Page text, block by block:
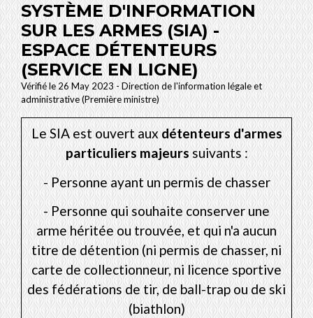
SYSTÈME D'INFORMATION
SUR LES ARMES (SIA) -
ESPACE DÉTENTEURS
(SERVICE EN LIGNE)
Vérifié le 26 May 2023 - Direction de l'information légale et
administrative (Première ministre)
Le SIA est ouvert auxdétenteurs d'armes
particuliers majeurssuivants :
- Personne ayant un permis de chasser
- Personne qui souhaite conserver une
arme héritée ou trouvée, et qui n'a aucun
titre de détention (ni permis de chasser, ni
carte de collectionneur, ni licence sportive
des fédérations de tir, de ball-trap ou de ski
(biathlon)